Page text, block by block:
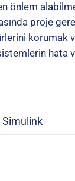
önlem
proje
korumak
Simulink